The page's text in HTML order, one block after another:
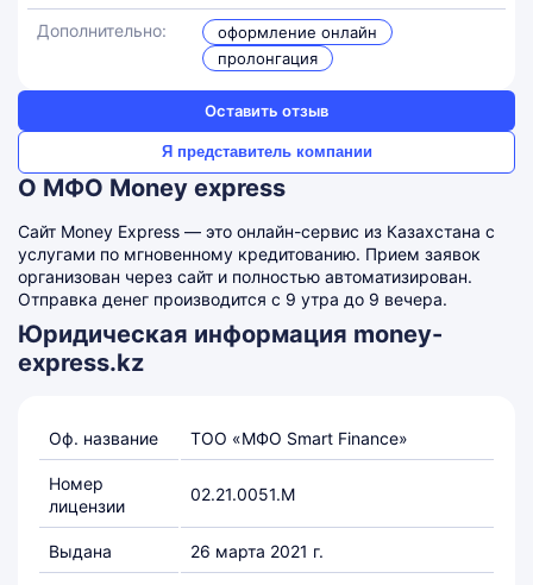
Дополнительно:
оформление онлайн
пролонгация
Оставить отзыв
Я представитель компании
О МФО Money express
Сайт Money Express — это онлайн-сервис из Казахстана с
услугами по мгновенному кредитованию. Прием заявок
организован через сайт и полностью автоматизирован.
Отправка денег производится с 9 утра до 9 вечера.
Юридическая информация money-
express.kz
Оф. название ТОО «МФО Smart Finance»
Номер
лицензии
02.21.0051.М
Выдана 26 марта 2021 г.